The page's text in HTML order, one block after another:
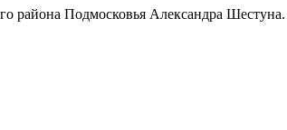
района Подмосковья Александра